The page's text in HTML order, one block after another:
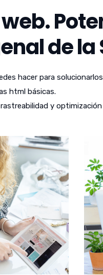
de la
hacer para
html básicas.
y